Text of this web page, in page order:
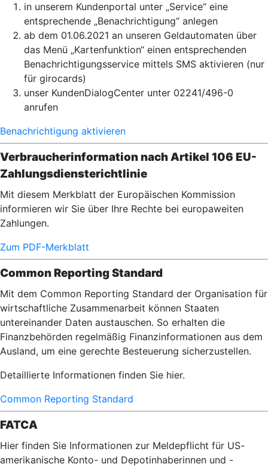
in unserem Kundenportal unter „Service“ eine
entsprechende „Benachrichtigung“ anlegen
ab dem 01.06.2021 an unseren Geldautomaten über
das Menü „Kartenfunktion“ einen entsprechenden
Benachrichtigungsservice mittels SMS aktivieren (nur
für girocards)
unser KundenDialogCenter unter 02241/496-0
anrufen
Benachrichtigung aktivieren
Verbraucherinformation nach Artikel 106 EU-
Zahlungsdiensterichtlinie
Mit diesem Merkblatt der Europäischen Kommission
informieren wir Sie über Ihre Rechte bei europaweiten
Zahlungen.
Zum PDF-Merkblatt
Common Reporting Standard
Mit dem Common Reporting Standard der Organisation für
wirtschaftliche Zusammenarbeit können Staaten
untereinander Daten austauschen. So erhalten die
Finanzbehörden regelmäßig Finanzinformationen aus dem
Ausland, um eine gerechte Besteuerung sicherzustellen.
Detaillierte Informationen finden Sie hier.
Common Reporting Standard
FATCA
Hier finden Sie Informationen zur Meldepflicht für US-
amerikanische Konto- und Depotinhaberinnen und -